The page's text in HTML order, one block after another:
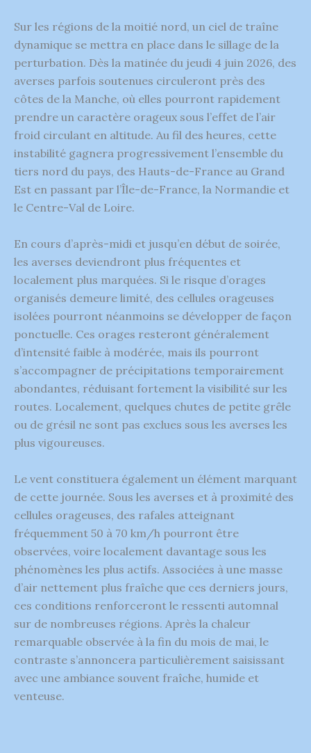
Sur les régions de la moitié nord, un ciel de traîne
dynamique se mettra en place dans le sillage de la
perturbation. Dès la matinée du jeudi 4 juin 2026, des
averses parfois soutenues circuleront près des
côtes de la Manche, où elles pourront rapidement
prendre un caractère orageux sous l’effet de l’air
froid circulant en altitude. Au fil des heures, cette
instabilité gagnera progressivement l’ensemble du
tiers nord du pays, des Hauts-de-France au Grand
Est en passant par l’Île-de-France, la Normandie et
le Centre-Val de Loire.
En cours d’après-midi et jusqu’en début de soirée,
les averses deviendront plus fréquentes et
localement plus marquées. Si le risque d’orages
organisés demeure limité, des cellules orageuses
isolées pourront néanmoins se développer de façon
ponctuelle. Ces orages resteront généralement
d’intensité faible à modérée, mais ils pourront
s’accompagner de précipitations temporairement
abondantes, réduisant fortement la visibilité sur les
routes. Localement, quelques chutes de petite grêle
ou de grésil ne sont pas exclues sous les averses les
plus vigoureuses.
Le vent constituera également un élément marquant
de cette journée. Sous les averses et à proximité des
cellules orageuses, des rafales atteignant
fréquemment 50 à 70 km/h pourront être
observées, voire localement davantage sous les
phénomènes les plus actifs. Associées à une masse
d’air nettement plus fraîche que ces derniers jours,
ces conditions renforceront le ressenti automnal
sur de nombreuses régions. Après la chaleur
remarquable observée à la fin du mois de mai, le
contraste s’annoncera particulièrement saisissant
avec une ambiance souvent fraîche, humide et
venteuse.